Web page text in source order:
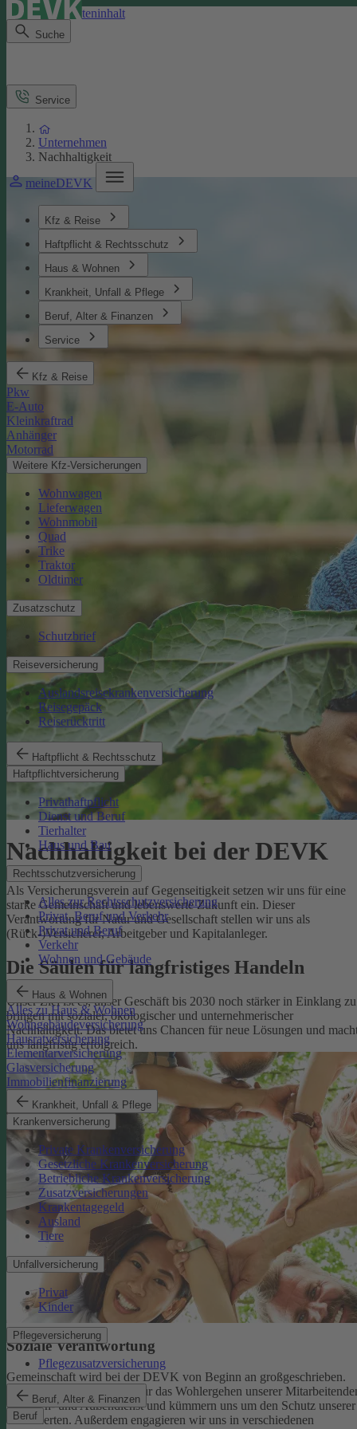
Direkt zum Seiteninhalt
Suche
meineDEVK
Kfz & Reise
Haftpflicht & Rechtsschutz
Haus & Wohnen
Krankheit, Unfall & Pflege
Beruf, Alter & Finanzen
Service
Kfz & Reise
Pkw
E-Auto
Kleinkraftrad
Anhänger
Motorrad
Weitere Kfz-Versicherungen
Wohnwagen
Lieferwagen
Wohnmobil
Quad
Trike
Traktor
Oldtimer
Zusatzschutz
Schutzbrief
Reiseversicherung
Auslandsreisekrankenversicherung
Reisegepäck
Reiserücktritt
Haftpflicht & Rechtsschutz
Haftpflichtversicherung
Privathaftpflicht
Dienst und Beruf
Tierhalter
Haus und Bau
Rechtsschutzversicherung
Alles zur Rechtsschutzversicherung
Privat, Beruf und Verkehr
Privat und Beruf
Verkehr
Wohnen und Gebäude
Haus & Wohnen
Alles zu Haus & Wohnen
Wohngebäudeversicherung
Hausratversicherung
Elementarversicherung
Glasversicherung
Immobilienfinanzierung
Krankheit, Unfall & Pflege
Krankenversicherung
Private Krankenversicherung
Gesetzliche Krankenversicherung
Betriebliche Krankenversicherung
Zusatzversicherungen
Krankentagegeld
Ausland
Tiere
Unfallversicherung
Privat
Kinder
Pflegeversicherung
Pflegezusatzversicherung
Beruf, Alter & Finanzen
Beruf
Service
Unternehmen
Nachhaltigkeit
Nachhaltigkeit bei der DEVK
Als Versicherungsverein auf Gegenseitigkeit setzen wir uns für eine
starke Gemeinschaft und lebenswerte Zukunft ein. Dieser
Verantwortung für Natur und Gesellschaft stellen wir uns als
(Rück-)Versicherer, Arbeitgeber und Kapitalanleger.
Die Säulen für langfristiges Handeln
Unser Ziel ist es, unser Geschäft bis 2030 noch stärker in Einklang zu
bringen mit sozialer, ökologischer und unternehmerischer
Nachhaltigkeit. Das bietet uns Chancen für neue Lösungen und
uns langfristig erfolgreich.
Soziale Verantwortung
Gemeinschaft wird bei der DEVK von Beginn an großgeschrieben.
Deshalb tragen wir Sorge für das Wohlergehen unserer
im Innen- und Außendienst und kümmern uns um den Schutz unserer
Versicherten. Außerdem engagieren wir uns in verschiedenen